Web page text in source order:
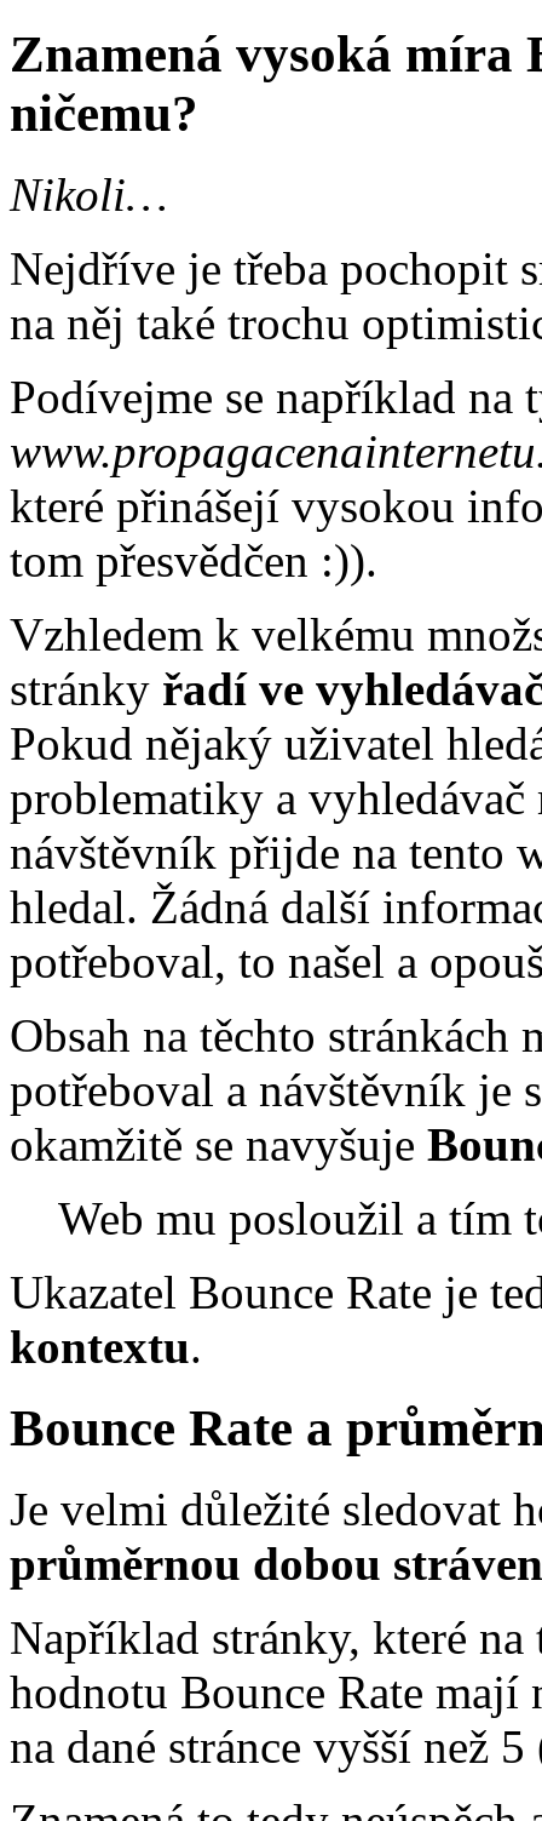
Znamená vysoká míra
ničemu?
Nikoli…
Nejdříve je třeba pochopit
na něj také trochu
Podívejme se například na
které přinášejí vysokou
tom přesvědčen :)).
Vzhledem k velkému
stránky řadí ve
Pokud nějaký uživatel
problematiky a
návštěvník přijde na tento
hledal. Žádná další
potřeboval, to našel a
Obsah na těchto stránkách
potřeboval a návštěvník je
okamžitě se navyšuje
Web mu posloužil a
Ukazatel Bounce Rate je
kontextu.
Bounce Rate a
Je velmi důležité sledovat
průměrnou dobou
Například stránky, které
hodnotu Bounce Rate mají
na dané stránce vyšší než